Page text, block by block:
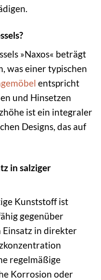
»Naxos« beträgt
was einer typischen
entspricht
und Hinsetzen
ist ein integraler
Designs, das auf
in salziger
Kunststoff ist
gegenüber
Einsatz in direkter
regelmäßige
Korrosion oder